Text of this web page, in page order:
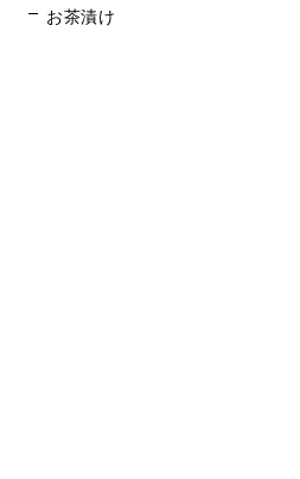
お茶漬け